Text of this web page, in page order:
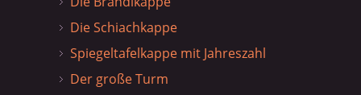
Die Schiachkappe
Spiegeltafelkappe mit Jahreszahl
Der große Turm